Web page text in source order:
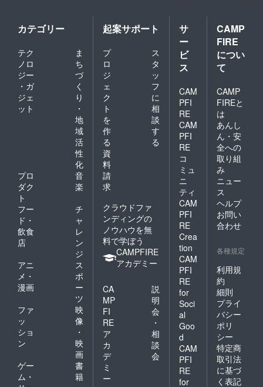
カテゴリー
テク
ノロ
ジー
・ガ
ジェ
ット
ま
ち
づ
く
り
・
地
域
活
性
化
プロ
ダク
ト
音
楽
フー
ド・
飲食
店
チ
ャ
レ
ン
ジ
アニ
メ・
漫画
ス
ポ
ー
ツ
ファ
ッ
ショ
ン
映
像
・
映
画
ゲー
ム・
書
籍
起案サポート
プ
ロ
ジ
ェ
ク
ト
を
作
る
ス
タ
ッ
フ
に
相
談
す
る
資
料
請
求
クラウドファ
ンディングの
ノウハウを無
料で学ぼう
CAMPFIRE
アカデミー
CA
MP
FI
RE
ア
カ
デ
ミ
ー
説
明
会
・
相
談
会
サ
ー
ビ
ス
CAM
PFI
RE
CAM
PFI
RE
コ
ミュ
ニ
ティ
CAM
PFI
RE
Crea
tion
CAM
PFI
RE
for
Soci
al
Goo
d
CAM
PFI
RE
for
CAMP
FIRE
につい
て
CAMP
FIREと
は
あんし
ん・安
全への
取り組
み
ニュー
ス
ヘルプ
お問い
合わせ
各種規定
利用規
約
細則
プライ
バシー
ポリ
シー
特定商
取引法
に基づ
く表記